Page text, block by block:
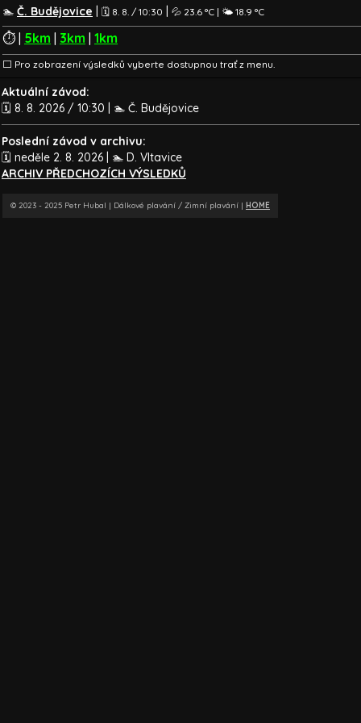
🏊 Č. Budějovice 🗓️ 8. 8. / 10:30 💦 23.6 °C | 🌤️ 18.9 °C
⏱️ | 5km | 3km | 1km
⬜ Pro zobrazení výsledků vyberte dostupnou trať z menu.
Aktuální závod:
🗓️ 8. 8. 2026 / 10:30 | 🏊 Č. Budějovice
Poslední závod v archivu:
🗓️ neděle 2. 8. 2026 | 🏊 D. Vltavice
ARCHIV PŘEDCHOZÍCH VÝSLEDKŮ
© 2023 - 2025 Petr Hubal | Dálkové plavání / Zimní plavání | HOME